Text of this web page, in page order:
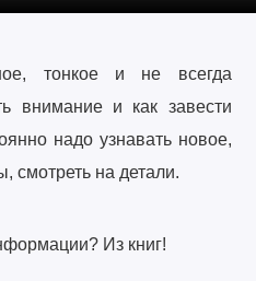
тонкое и не всегда
внимание и как завести
надо узнавать новое,
смотреть на детали.
Из книг!